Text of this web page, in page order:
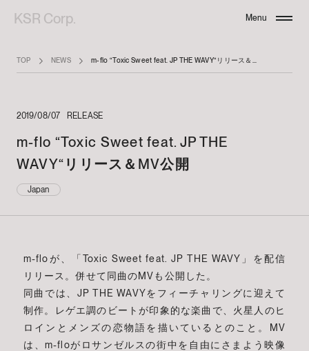
KSR Corp. Menu
TOP NEWS
2019/08/07 RELEASE
m-flo “Toxic Sweet feat. JP THE
WAVY“リリース＆MV公開
Japan
m-floが、「Toxic Sweet feat. JP THE WAVY」を配信
リリース。併せて同曲のMVも公開した。
同曲では、JP THE WAVYをフィーチャリングに迎えて
制作。レゲエ調のビートが印象的な楽曲で、火星人のヒ
ロインとメンズの恋物語を描いているとのこと。MV
は、m-floがロサンゼルスの街中を自由にさまよう映像